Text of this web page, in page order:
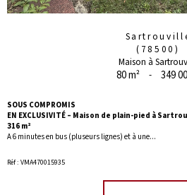
(78500)
Maison à
80 m² - 349
SOUS COMPROMIS
EN EXCLUSIVITÉ – Maison de plain-pied à
316 m²
A 6 minutes en bus (pluseurs lignes) et à une...
Réf : VMA470015935